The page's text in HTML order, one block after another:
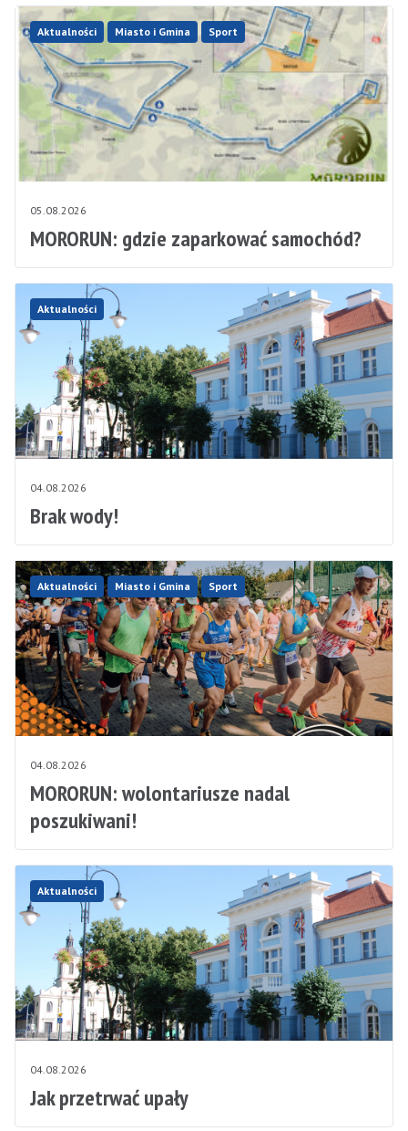
Aktualności Miasto i Gmina Sport
05.08.2026
MORORUN: gdzie zaparkować samochód?
Aktualności
04.08.2026
Brak wody!
Aktualności Miasto i Gmina Sport
04.08.2026
MORORUN: wolontariusze nadal
poszukiwani!
Aktualności
04.08.2026
Jak przetrwać upały